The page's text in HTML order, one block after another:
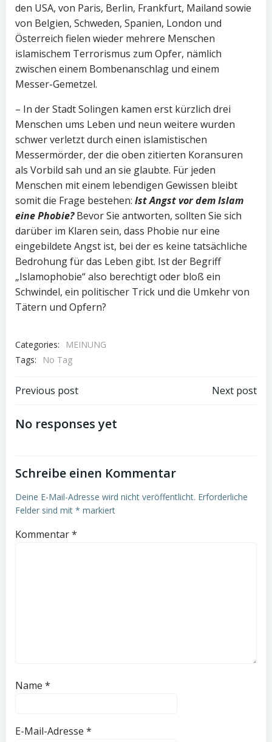
den USA, von Paris, Berlin, Frankfurt, Mailand sowie
von Belgien, Schweden, Spanien, London und
Österreich fielen wieder mehrere Menschen
islamischem Terrorismus zum Opfer, nämlich
zwischen einem Bombenanschlag und einem
Messer-Gemetzel.
– In der Stadt Solingen kamen erst kürzlich drei
Menschen ums Leben und neun weitere wurden
schwer verletzt durch einen islamistischen
Messermörder, der die oben zitierten Koransuren
als Vorbild sah und an sie glaubte. Für jeden
Menschen mit einem lebendigen Gewissen bleibt
somit die Frage bestehen: Ist Angst vor dem Islam
eine Phobie?Bevor Sie antworten, sollten Sie sich
darüber im Klaren sein, dass Phobie nur eine
eingebildete Angst ist, bei der es keine tatsächliche
Bedrohung für das Leben gibt. Ist der Begriff
„Islamophobie“ also berechtigt oder bloß ein
Schwindel, ein politischer Trick und die Umkehr von
Tätern und Opfern?
Categories:
MEINUNG
Tags:
No Tag
Post
navigation
Previous post Next post
No responses yet
Schreibe einen Kommentar
Deine E-Mail-Adresse wird nicht veröffentlicht. Erforderliche
Felder sind mit * markiert
Kommentar*
Name *
E-Mail-Adresse *